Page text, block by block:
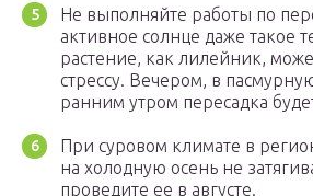
Не выполняйте работы по
активное солнце даже такое
растение, как лилейник,
стрессу. Вечером, в
ранним утром пересадка
При суровом климате в
на холодную осень не
проведите ее в августе.